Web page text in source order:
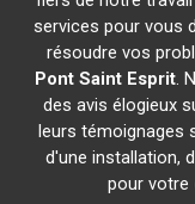
services pour vous
résoudre vos
Pont Saint Esprit.
des avis élogieux
leurs témoignages
d'une installation,
pour votre